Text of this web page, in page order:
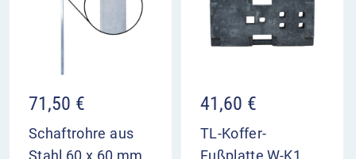
VZ 538-31 im Überblick
weist auf drei Fahrstreifen in Fahrtrichtung hin
dient zur Orientierung und Vorwarnung der
Aufstellung 400 und 200 m vor Bezugspunkt
71,50 €
Schaftrohre aus
Stahl 60 x 60 mm,
41,60 €
TL-Koffer-
Fußplatte W-K1